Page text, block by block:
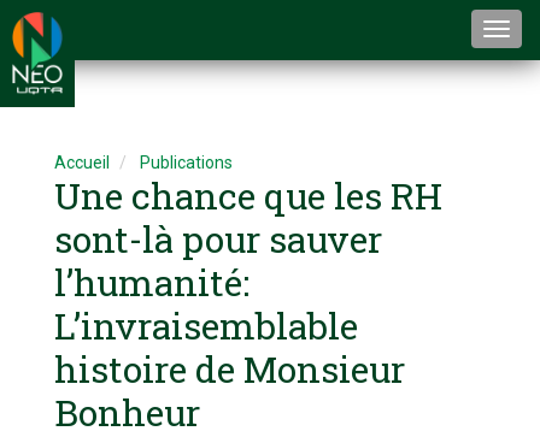
Accueil Publications
Une chance que les RH
sont-là pour sauver
l’humanité:
L’invraisemblable
histoire de Monsieur
Bonheur